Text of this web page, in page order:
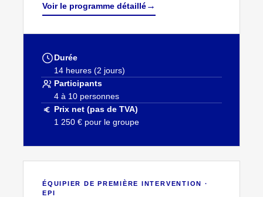
Voir le programme détaillé→
Durée
14 heures (2 jours)
Participants
4 à 10 personnes
Prix net (pas de TVA)
1 250 € pour le groupe
EPI
ÉQUIPIER DE PREMIÈRE INTERVENTION ·
EPI